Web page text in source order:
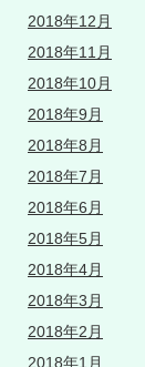
2018年12月
2018年11月
2018年10月
2018年9月
2018年8月
2018年7月
2018年6月
2018年5月
2018年4月
2018年3月
2018年2月
2018年1月